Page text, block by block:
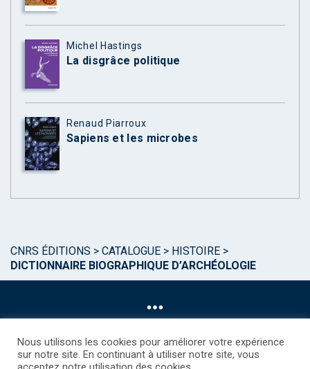
Michel Hastings
La disgrâce politique
Renaud Piarroux
Sapiens et les microbes
CNRS ÉDITIONS > CATALOGUE > HISTOIRE >
DICTIONNAIRE BIOGRAPHIQUE D’ARCHÉOLOGIE
Nous utilisons les cookies pour améliorer votre expérience
sur notre site. En continuant à utiliser notre site, vous